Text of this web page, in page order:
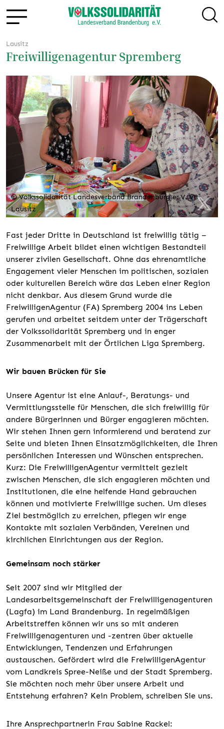
Lausitz
Freiwilligenagentur Spremberg
© Volkssolidarität Landesverband Brandenburg e. V. VB
Lausitz
Fast jeder Dritte in Deutschland ist freiwillig tätig –
Freiwillige Arbeit bildet einen wichtigen Bestandteil
unserer zivilen Gesellschaft. Ohne das ehrenamtliche
Engagement vieler Menschen im politischen, sozialen
oder kulturellen Bereich wäre das Leben einer Region
nicht denkbar. Aus diesem Grund wurde die
FreiwilligenAgentur (FA) Spremberg 2004 ins Leben
gerufen und arbeitet seitdem unter der Trägerschaft
der Volkssolidarität Spremberg und in enger
Zusammenarbeit mit der Örtlichen Liga Spremberg.
Wir bauen Brücken für Sie
Unsere Agentur ist eine Anlauf-, Beratungs- und
Vermittlungsstelle für Menschen, die sich freiwillig für
andere Bürgerinnen und Bürger engagieren möchten.
Wir stehen Ihnen gern informierend und beratend zur
Seite und bieten Ihnen Einsatzmöglichkeiten, die Ihren
persönlichen Interessen und Wünschen entsprechen.
Kurz: Die FreiwilligenAgentur vermittelt gezielt
zwischen Menschen, die sich engagieren möchten und
Institutionen, die eine helfende Hand gebrauchen
können und motivierte Freiwillige suchen. Um dieses
Ziel bestmöglich zu erreichen, pflegen wir enge
Kontakte mit sozialen Verbänden, Vereinen und
kirchlichen Einrichtungen aus der Region.
Gemeinsam noch stärker
Seit 2007 sind wir Mitglied der
Landesarbeitsgemeinschaft der Freiwilligenagenturen
(Lagfa) im Land Brandenburg. In regelmäßigen
Arbeitstreffen können wir uns so mit anderen
Freiwilligenagenturen und -zentren über aktuelle
Entwicklungen, Tendenzen und Erfahrungen
austauschen. Gefördert wird die FreiwilligenAgentur
vom Landkreis Spree-Neiße und der Stadt Spremberg.
Sie möchten noch mehr über unsere Arbeit und
Entstehung erfahren? Kein Problem, schreiben Sie uns.
Ihre Ansprechpartnerin Frau Sabine Rackel: